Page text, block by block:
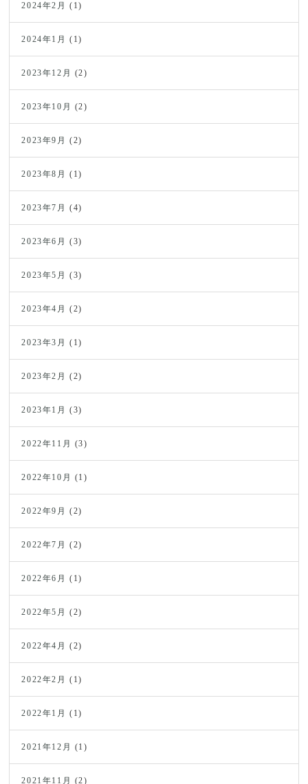
2024年2月 (1)
2024年1月 (1)
2023年12月 (2)
2023年10月 (2)
2023年9月 (2)
2023年8月 (1)
2023年7月 (4)
2023年6月 (3)
2023年5月 (3)
2023年4月 (2)
2023年3月 (1)
2023年2月 (2)
2023年1月 (3)
2022年11月 (3)
2022年10月 (1)
2022年9月 (2)
2022年7月 (2)
2022年6月 (1)
2022年5月 (2)
2022年4月 (2)
2022年2月 (1)
2022年1月 (1)
2021年12月 (1)
2021年11月 (2)